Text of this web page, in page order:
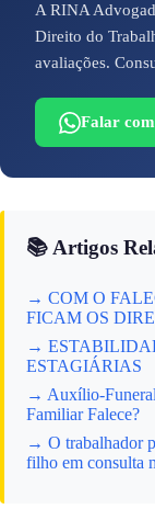
A RINA
Direito do
avaliações.
Falar
📚 Artigos
→ COM O
FICAM OS
→
ESTAGIÁRIAS
→ Auxílio-
Familiar Falece?
→ O trabalhador
filho em consulta